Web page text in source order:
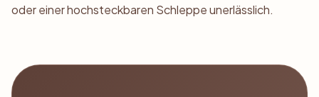
oder einer hochsteckbaren Schleppe unerlässlich.